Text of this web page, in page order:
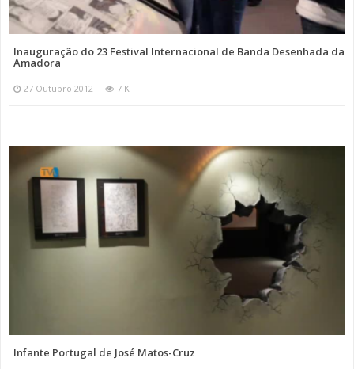
Inauguração do 23 Festival Internacional de Banda Desenhada da
Amadora
27 Outubro 2012 7 K
Infante Portugal de José Matos-Cruz